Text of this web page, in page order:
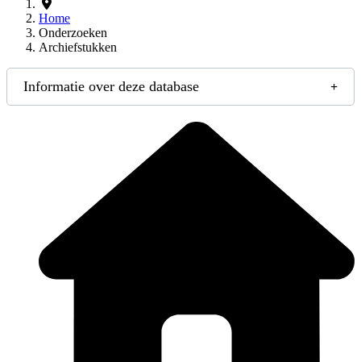
Home
Onderzoeken
Archiefstukken
Informatie over deze database